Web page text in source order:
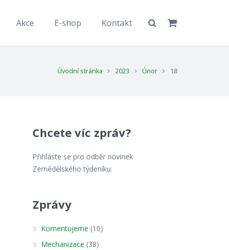
Akce E-shop Kontakt
Úvodní stránka 2023 Únor 18
Chcete víc zpráv?
Přihláste se pro odběr novinek
Zemědělského týdeníku:
Zprávy
Komentujeme (10)
Mechanizace (38)